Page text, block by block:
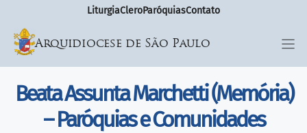
LiturgiaCleroParóquiasContato
Arquidiocese de São Paulo
Beata Assunta Marchetti (Memória)
– Paróquias e Comunidades